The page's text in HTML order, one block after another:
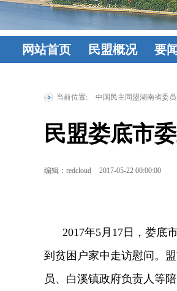
网站首页
民盟概况
盟章程 领导
人简介
历届
省委委员 历
届人大代表
事 特邀人员
省文史研究
馆馆员
要
战要
当前位置: 中国民主同盟湖南省委
民盟娄底市
编辑：redcloud 2017-05-22 00:00:00
2017年5月17日，娄底
到贫困户家中走访慰问。
员、白溪镇政府负责人等陪